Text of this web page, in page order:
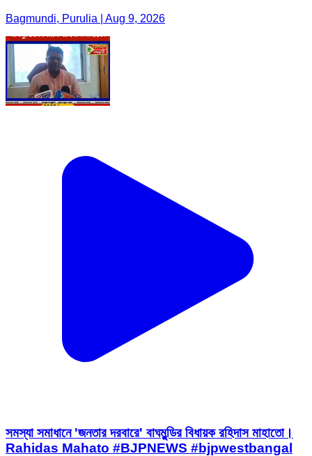
Bagmundi, Purulia | Aug 9, 2026
সমস্যা সমাধানে 'জনতার দরবারে' বাঘমুন্ডির বিধায়ক রহিদাস মাহাতো।
Rahidas Mahato #BJPNEWS #bjpwestbangal